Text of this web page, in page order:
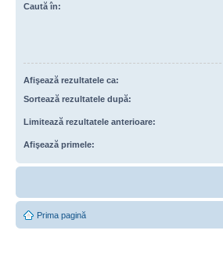
Caută în:
Afişează rezultatele ca:
Sortează rezultatele după:
Limitează rezultatele anterioare:
Afişează primele:
Prima pagină